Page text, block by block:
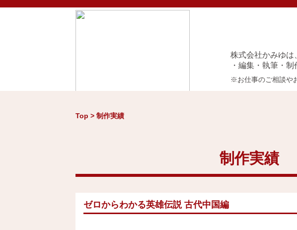
株式会社かみゆは
・編集・執筆・
※お仕事のご相談や
Top > 制作実績
制作実績
ゼロからわかる英雄伝説 古代中国編